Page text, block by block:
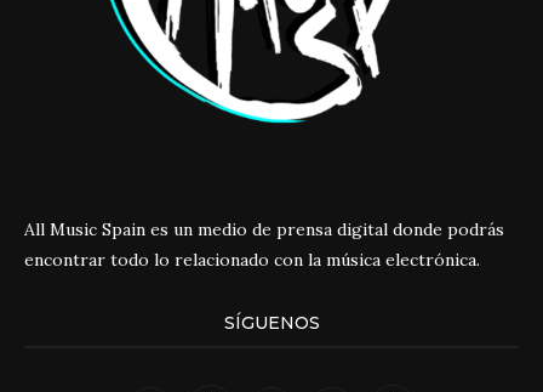
All Music Spain es un medio de prensa digital donde podrás
encontrar todo lo relacionado con la música electrónica.
SÍGUENOS